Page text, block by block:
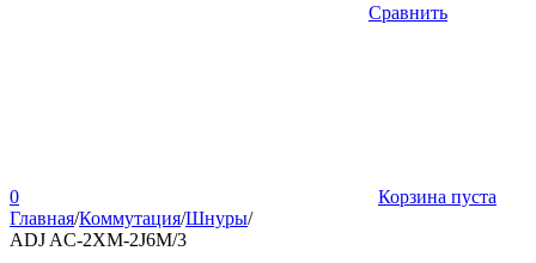
Сравнить
0
Корзина пуста
Главная/Коммутация/Шнуры/
ADJ AC-2XM-2J6M/3